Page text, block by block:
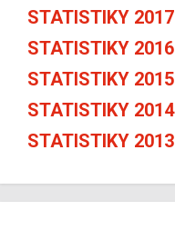
STATISTIKY 2017
STATISTIKY 2016
STATISTIKY 2015
STATISTIKY 2014
STATISTIKY 2013